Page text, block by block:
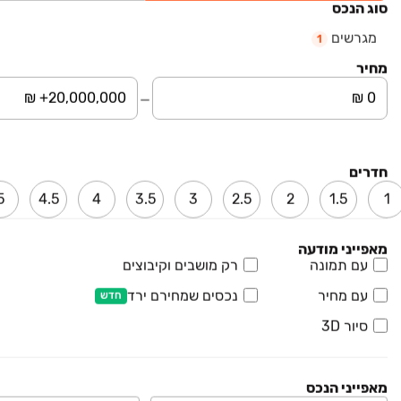
סוג הנכס
מגרשים
1
מחיר
חדרים
1
1.5
2
2.5
3
3.5
4
4.5
מאפייני מודעה
עם תמונה
רק מושבים וקיבוצים
עם מחיר
נכסים שמחירם ירד חדש
סיור 3D
מאפייני הנכס
בעצם פארק מגורים חדש ושלם בשכונת נוריות החדשה הממוקמת בצדה